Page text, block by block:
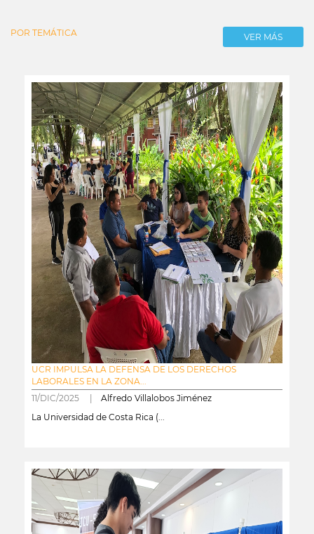
POR TEMÁTICA VER MÁS
UCR IMPULSA LA DEFENSA DE LOS DERECHOS
LABORALES EN LA ZONA...
11/DIC/2025 | Alfredo Villalobos Jiménez
La Universidad de Costa Rica (...